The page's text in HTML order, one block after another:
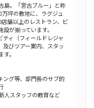
島。「宮古ブルー」と称
坪の敷地に、ラグジュ
舗以上のレストラン、ビ
が揃っています。
ィ（フィールドレジャ
及びツアー案内、スタッ
。
ング等、部門長のサブ的
人スタッフの教育など